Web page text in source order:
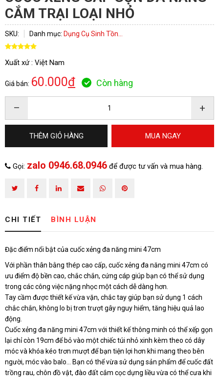
CẮM TRẠI LOẠI NHỎ
SKU: Danh mục: Dụng Cụ Sinh Tồn...
Xuất xứ : Việt Nam
Giá bán: 60.000đ Còn hàng
– +
THÊM GIỎ HÀNG MUA NGAY
Gọi: zalo 0946.68.0946 để được tư vấn và mua hàng.
CHI TIẾT BÌNH LUẬN
Đặc điểm nổi bật của cuốc xẻng đa năng mini 47cm
Với phần thân bằng thép cao cấp, cuốc xẻng đa năng mini 47cm có
ưu điểm độ bền cao, chắc chắn, cứng cáp giúp bạn có thể sử dụng
trong các công việc nặng nhọc một cách dễ dàng hơn.
Tay cầm được thiết kế vừa vặn, chắc tay giúp bạn sử dụng 1 cách
chắc chắn, không lo bị trơn trượt gây nguy hiểm, tăng hiệu quả lao
động.
Cuốc xẻng đa năng mini 47cm với thiết kế thông minh có thể xếp gọn
lại chỉ còn 19cm để bỏ vào một chiếc túi nhỏ xinh kèm theo có dây
móc và khóa kéo trơn mượt để bạn tiện lợi hơn khi mang theo bên
người, móc vào balo... Bạn có thể vừa sử dụng sản phẩm để cuốc đất
trồng rau, chôn đồ vật, đào đất cắm cọc dựng liều vừa có thể cưa khi
ĐĂNG KÝ TƯ VẤN
HOÀN THÀNH
Đăng ký tư vấn trực tiếp 24/7: zalo
0946.68.0946